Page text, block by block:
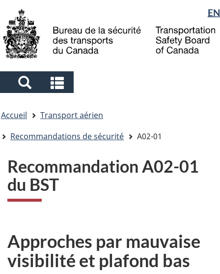
to
main
to
"About
government"
à
la
Sélection
de
la
langue
EN
Search
and
menus
and
menus
êtes
ici
Accueil
Transport aérien
Recommandations de sécurité
A02-01
Recommandation A02-01
du BST
Approches par mauvaise
visibilité et plafond bas